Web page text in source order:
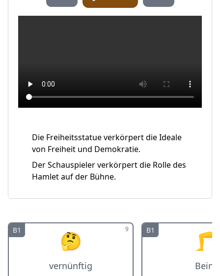
Die Freiheitsstatue verkörpert die Ideale
von Freiheit und Demokratie.
Der Schauspieler verkörpert die Rolle des
Hamlet auf der Bühne.
B1 9
🤔
vernünftig
B1 🦵
Bein